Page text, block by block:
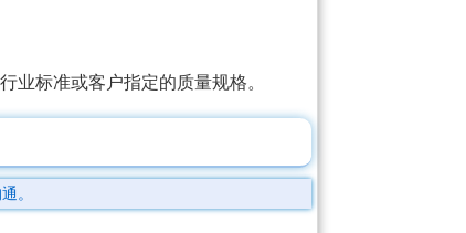
业标准或客户指定的质量规格。
。